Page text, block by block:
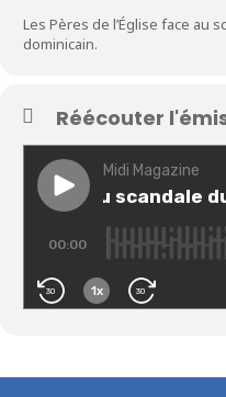
Les Pères de l’Église face au
dominicain.
Réécouter